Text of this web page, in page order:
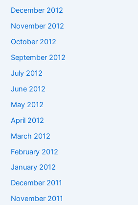
December 2012
November 2012
October 2012
September 2012
July 2012
June 2012
May 2012
April 2012
March 2012
February 2012
January 2012
December 2011
November 2011